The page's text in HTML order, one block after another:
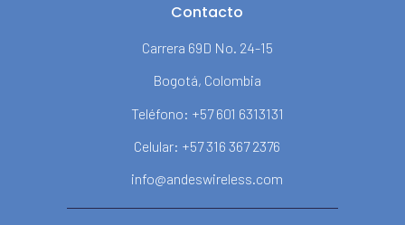
Contacto
Carrera 69D No. 24-15
Bogotá, Colombia
Teléfono: +57 601 6313131
Celular: +57 316 367 2376
info@andeswireless.com